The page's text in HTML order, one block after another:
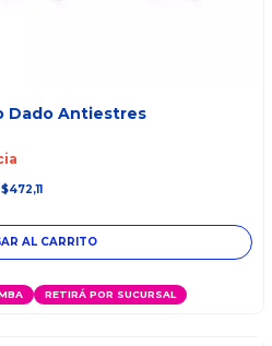
Dado Antiestres
$472,11
RETIRÁ POR SUCURSAL